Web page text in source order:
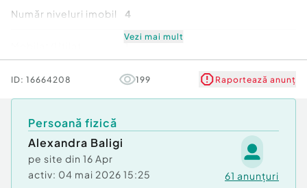
Număr niveluri imobil 4
Stare Bună
Vezi mai mult
ID: 16664208 199 Raportează anunț
Persoană fizică
Alexandra Baligi
pe site din 16 Apr
activ: 04 mai 2026 15:25 61 anunțuri